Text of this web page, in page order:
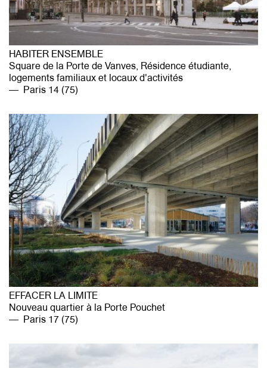
HABITER ENSEMBLE
Square de la Porte de Vanves, Résidence étudiante,
logements familiaux et locaux d'activités
Paris 14 (75)
EFFACER LA LIMITE
Nouveau quartier à la Porte Pouchet
Paris 17 (75)